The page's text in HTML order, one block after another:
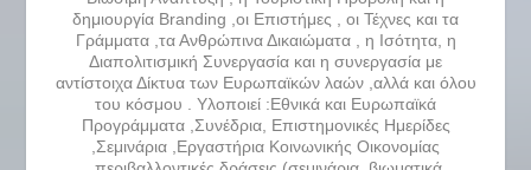
δημιουργία Branding ,οι Επιστήμες , οι Τέχνες και τα
Γράμματα ,τα Ανθρώπινα Δικαιώματα , η Ισότητα, η
Διαπολιτισμική Συνεργασία και η συνεργασία με
αντίστοιχα Δίκτυα των Ευρωπαϊκών λαών ,αλλά και όλου
του κόσμου . Υλοποιεί :Εθνικά και Ευρωπαϊκά
Προγράμματα ,Συνέδρια, Επιστημονικές Ημερίδες
,Σεμινάρια ,Εργαστήρια Κοινωνικής Οικονομίας